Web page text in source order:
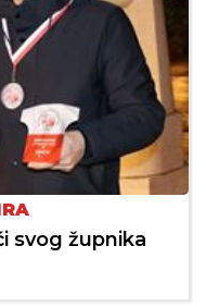
svog župnika